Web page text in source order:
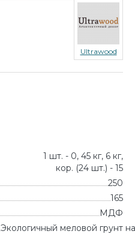
Ultrawood
1 шт. - 0, 45 кг, 6 кг,
кор. (24 шт.) - 15
250
165
МДФ
Экологичный меловой грунт